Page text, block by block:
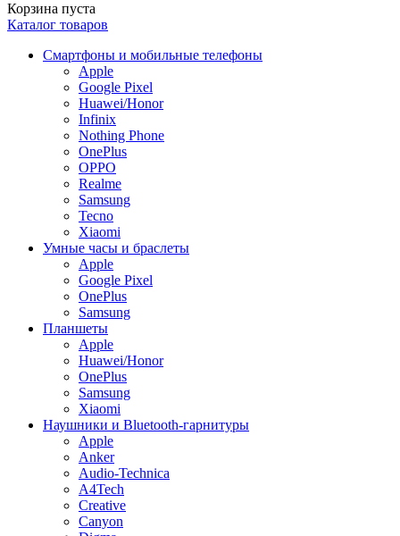
Корзина пуста
Каталог товаров
Смартфоны и мобильные телефоны
Apple
Google Pixel
Huawei/Honor
Infinix
Nothing Phone
OnePlus
OPPO
Realme
Samsung
Tecno
Xiaomi
Умные часы и браслеты
Apple
Google Pixel
OnePlus
Samsung
Планшеты
Apple
Huawei/Honor
OnePlus
Samsung
Xiaomi
Наушники и Bluetooth-гарнитуры
Apple
Anker
Audio-Technica
A4Tech
Creative
Canyon